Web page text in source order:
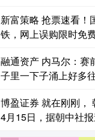
新富策略 抢票速看！
铁，网上误购限时免
融通资产 内马尔：赛
子里一下子涌上好多
博盈证券 就在刚刚，
4月15日，据朝中社